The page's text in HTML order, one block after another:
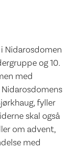
Nidarosdomen
og 10.
med
fyller
skal også
om advent,
med